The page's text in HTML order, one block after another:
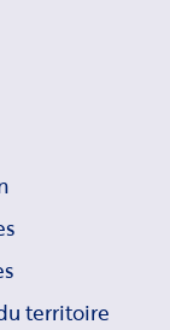
territoire